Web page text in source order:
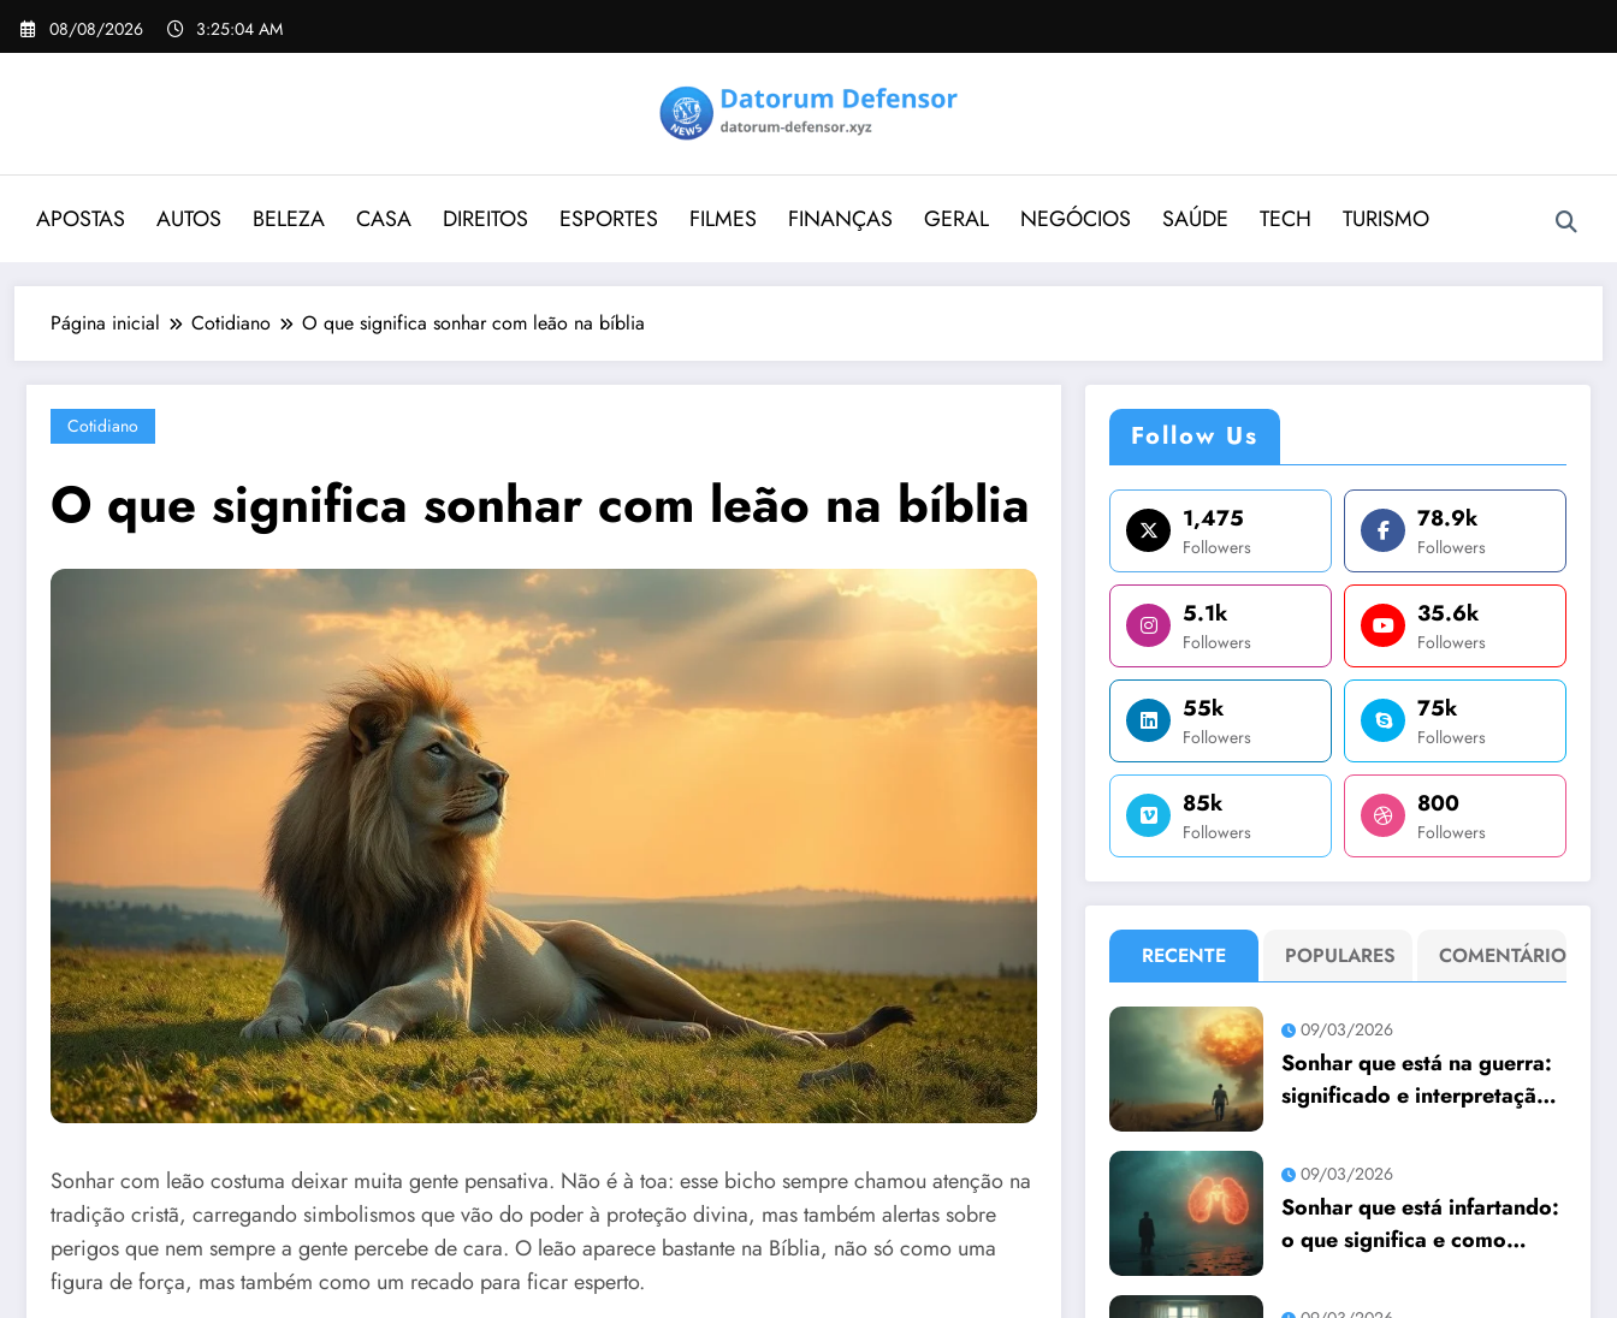
Pular
para
08/08/2026 3:25:05 AM
APOSTAS AUTOS BELEZA CASA DIREITOS ESPORTES FILMES FINANÇAS GERAL NEGÓCIOS SAÚDE TECH TURISMO
Página inicial Cotidiano O que significa sonhar com leão na bíblia
Cotidiano
O que significa sonhar com leão na bíblia
Sonhar com leão costuma deixar muita gente pensativa. Não é à toa: esse bicho sempre chamou atenção na
tradição cristã, carregando simbolismos que vão do poder à proteção divina, mas também alertas sobre
perigos que nem sempre a gente percebe de cara. O leão aparece bastante na Bíblia, não só como uma
figura de força, mas também como um recado para ficar esperto.
Follow Us
1,475
Followers
78.9k
Followers
5.1k
Followers
35.6k
Followers
55k
Followers
75k
Followers
85k
Followers
800
Followers
RECENTE POPULARES COMENTÁRIO
09/03/2026
Sonhar que está na guerra:
significado e interpretação
09/03/2026
Sonhar que está infartando:
o que significa e como